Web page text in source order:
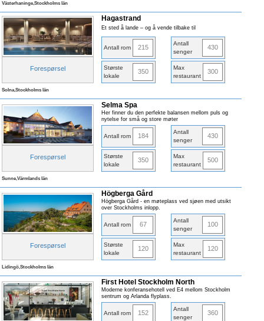
Västerhaninge,Stockholms län
Forespørsel
Hagastrand
Et sted å lande – og å vende tilbake til
Antall rom 215
Antall
senger
430
Største
lokale
350
Max
restaurant
300
Solna,Stockholms län
Forespørsel
Selma Spa
Her finner du den perfekte balansen mellom puls og
nytelse for små og store møter
Antall rom 184
Antall
senger
430
Største
lokale
350
Max
restaurant
500
Sunne,Värmlands län
Forespørsel
Högberga Gård
Högberga Gård - en møteplass ved sjøen med utsikt
over Stockholms inlopp.
Antall rom 67
Antall
senger
100
Største
lokale
120
Max
restaurant
120
Lidingö,Stockholms län
First Hotel Stockholm North
Moderne konferansehotell ved E4 mellom Stockholm
sentrum og Arlanda flyplass.
Antall rom 152
Antall
senger
360